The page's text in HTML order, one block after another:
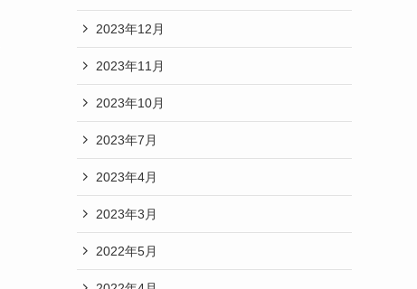
2023年12月
2023年11月
2023年10月
2023年7月
2023年4月
2023年3月
2022年5月